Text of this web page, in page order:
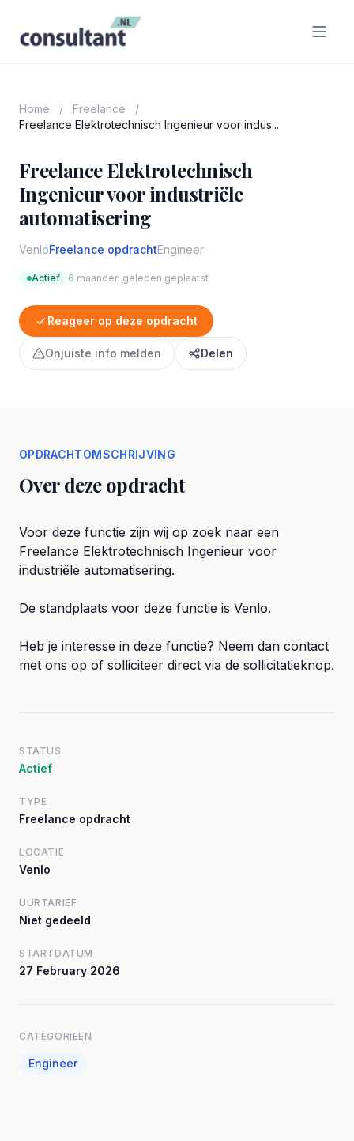
Home / Freelance
/
Freelance Elektrotechnisch Ingenieur voor indus...
Freelance Elektrotechnisch
Ingenieur voor industriële
automatisering
VenloFreelance opdrachtEngineer
Actief 6 maanden geleden geplaatst
Reageer op deze opdracht
Onjuiste info melden Delen
OPDRACHTOMSCHRIJVING
Over deze opdracht
Voor deze functie zijn wij op zoek naar een
Freelance Elektrotechnisch Ingenieur voor
industriële automatisering.
De standplaats voor deze functie is Venlo.
Heb je interesse in deze functie? Neem dan contact
met ons op of solliciteer direct via de sollicitatieknop.
STATUS
Actief
TYPE
Freelance opdracht
LOCATIE
Venlo
UURTARIEF
Niet gedeeld
STARTDATUM
27 February 2026
CATEGORIEEN
Engineer